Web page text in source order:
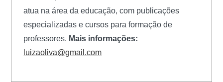
atua na área da educação, com publicações
especializadas e cursos para formação de
professores. Mais informações:
luizaoliva@gmail.com